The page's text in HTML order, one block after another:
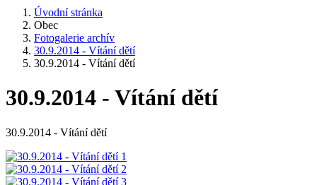
Úvodní stránka
Obec
Fotogalerie archív
30.9.2014 - Vítání dětí
30.9.2014 - Vítání dětí
30.9.2014 - Vítání dětí
30.9.2014 - Vítání dětí